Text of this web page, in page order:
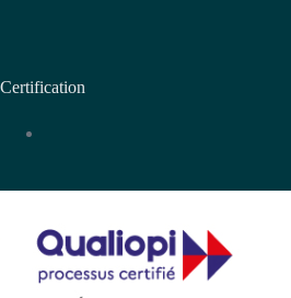
Certification